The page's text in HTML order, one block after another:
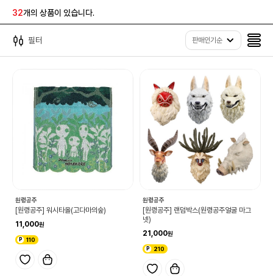
32개의 상품이 있습니다.
필터 판매인기순
원령공주
[원령공주] 워시타올(고다마의숲)
11,000
110
원령공주
[원령공주] 랜덤박스(원령공주얼굴 마그
넷)
21,000
210